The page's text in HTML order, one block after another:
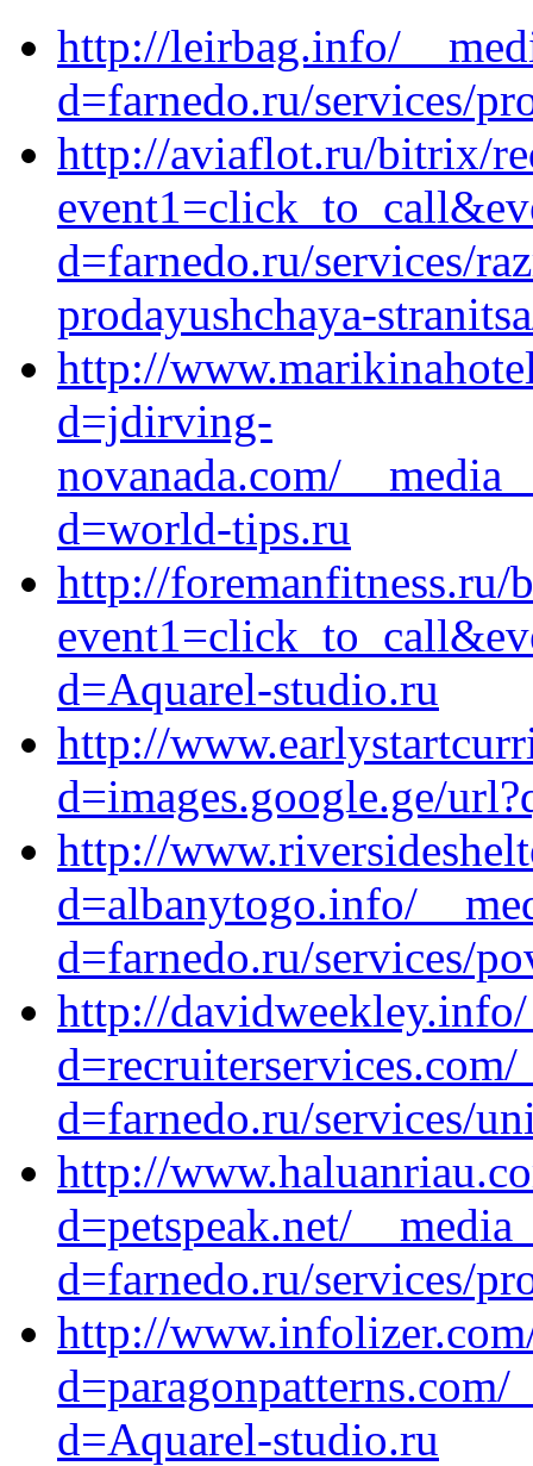
http://leirbag.info/
d=farnedo.ru/services/
http://aviaflot.ru/bitrix/
d=farnedo.ru/services/
prodayushchaya-
http://
d=jdirving-
novanada.com/
d=world-tips.ru
http://foremanfitness.ru/
d=Aquarel-studio.ru
http://
d=images.google.ge/
http://
d=albanytogo.info/
d=farnedo.ru/services/
http://
d=farnedo.ru/services/
http://
d=petspeak.net/
d=farnedo.ru/services/
http://
d=Aquarel-studio.ru